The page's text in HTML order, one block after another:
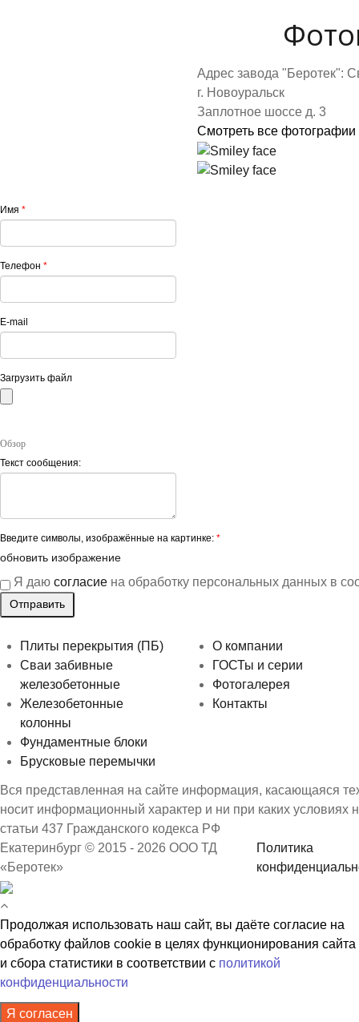
Адрес завода "Беротек":
г. Новоуральск
Заплотное шоссе д. 3
Смотреть все фотографии
Имя *
Телефон *
E-mail
Загрузить файл
Обзор
Текст сообщения:
Введите символы, изображённые на картинке: *
обновить изображение
Я даю согласие на обработку персональных данных в
Плиты перекрытия (ПБ)
Сваи забивные
железобетонные
Железобетонные
колонны
Фундаментные блоки
Брусковые перемычки
О компании
ГОСТы и серии
Фотогалерея
Контакты
Вся представленная на сайте информация, касающаяся
носит информационный характер и ни при каких
статьи 437 Гражданского кодекса РФ
Екатеринбург © 2015 - 2026 ООО ТД
«Беротек»
Политика
Продолжая использовать наш сайт, вы даёте согласие на
обработку файлов cookie в целях функционирования сайта
и сбора статистики в соответствии с политикой
конфиденциальности
Я согласен